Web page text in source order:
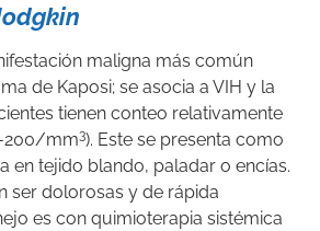
maligna más común
de Kaposi; se asocia a VIH y la
tienen conteo relativamente
200/mm3). Este se presenta como
en tejido blando, paladar o encías.
ser dolorosas y de rápida
es con quimioterapia sistémica